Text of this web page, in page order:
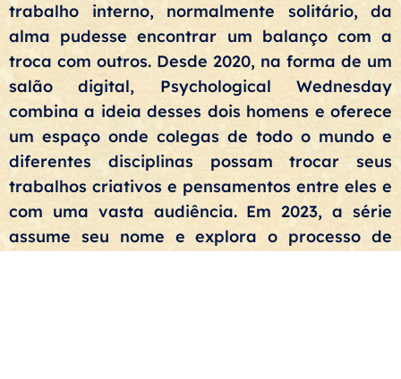
trabalho interno, normalmente solitário, da
alma pudesse encontrar um balanço com a
troca com outros. Desde 2020, na forma de um
salão digital, Psychological Wednesday
combina a ideia desses dois homens e oferece
um espaço onde colegas de todo o mundo e
diferentes disciplinas possam trocar seus
trabalhos criativos e pensamentos entre eles e
com uma vasta audiência. Em 2023, a série
assume seu nome e explora o processo de